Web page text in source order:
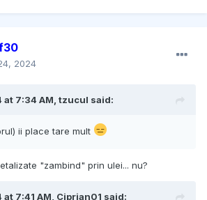
2024
7:34 AM, tzucul said:
ii place tare mult
"zambind" prin ulei... nu?
7:41 AM, Ciprian01 said: